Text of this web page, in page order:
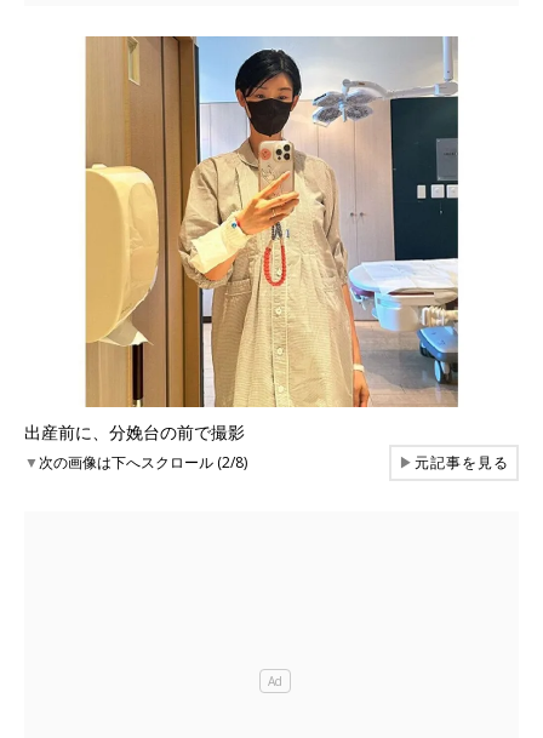
出産前に、分娩台の前で撮影
▼次の画像は下へスクロール (2/8) ▶元記事を見る